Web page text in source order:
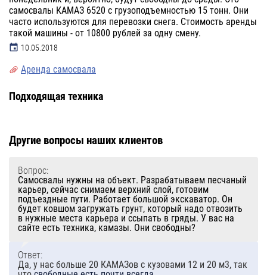
самосвалы КАМАЗ 6520 с грузоподъемностью 15 тонн. Они
часто используются для перевозки снега. Стоимость аренды
такой машины - от 10800 рублей за одну смену.
10.05.2018
Аренда самосвала
Подходящая техника
Другие вопросы наших клиентов
Вопрос:
Самосвалы нужны на объект. Разрабатываем песчаный
карьер, сейчас снимаем верхний слой, готовим
подъездные пути. Работает большой экскаватор. Он
будет ковшом загружать грунт, который надо отвозить
в нужные места карьера и ссыпать в гряды. У вас на
сайте есть техника, камазы. Они свободны?
Ответ:
Да, у нас больше 20 КАМАЗов с кузовами 12 и 20 м3, так